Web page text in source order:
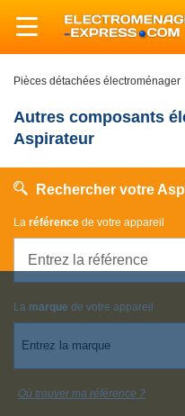
Pièces détachées électroménager
Autres composants
Aspirateur
Rechercher votre
La référence de votre appareil
La marque de votre appareil
Entrez la marque
Où trouver ma référence ?